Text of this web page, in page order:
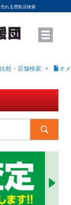
れる買取店検索
較・店舗検索 オ